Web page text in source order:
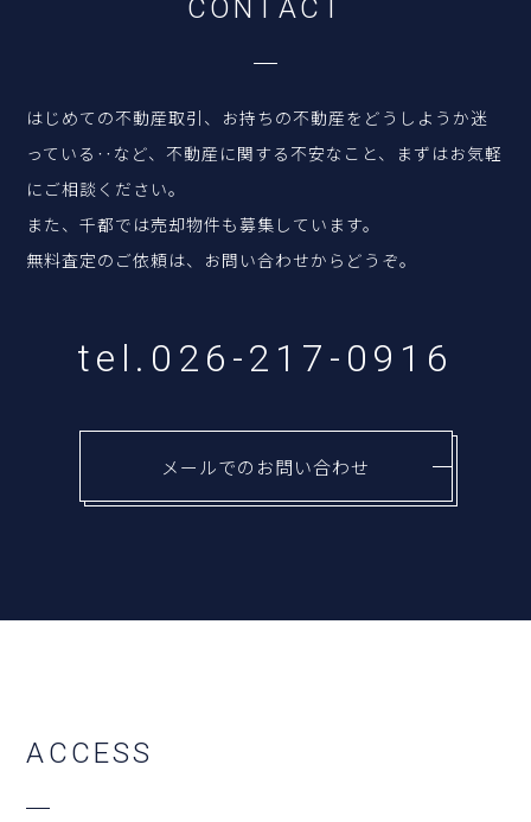
CO N AC
はじめての不動産取引、お持ちの不動産をどうしようか迷
っている‥など、 不動産に関する不安なこと、まずはお気軽
にご相談ください。
また、千都では売却物件も募集しています。
無料査定のご依頼は、お問い合わせからどうぞ。
tel.026-217-0916
メールでのお問い合わせ
ACCESS